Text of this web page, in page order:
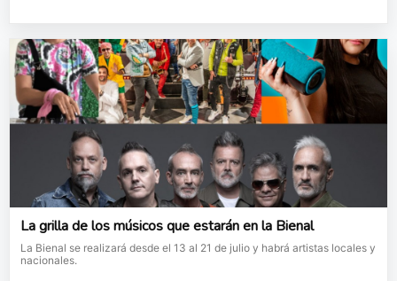
La grilla de los músicos que estarán en la Bienal
La Bienal se realizará desde el 13 al 21 de julio y habrá artistas locales y
nacionales.